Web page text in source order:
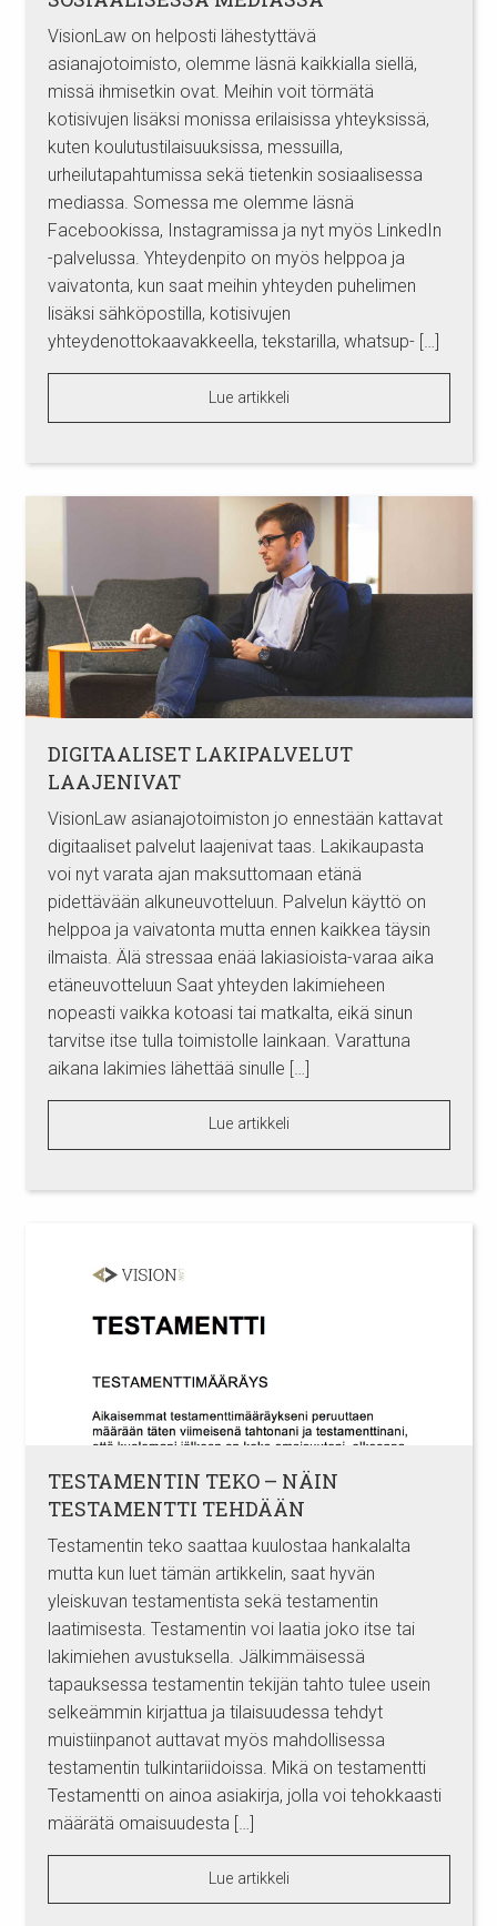
VisionLaw on helposti lähestyttävä
asianajotoimisto, olemme läsnä kaikkialla siellä,
missä ihmisetkin ovat. Meihin voit törmätä
kotisivujen lisäksi monissa erilaisissa yhteyksissä,
kuten koulutustilaisuuksissa, messuilla,
urheilutapahtumissa sekä tietenkin sosiaalisessa
mediassa. Somessa me olemme läsnä
Facebookissa, Instagramissa ja nyt myös LinkedIn
-palvelussa. Yhteydenpito on myös helppoa ja
vaivatonta, kun saat meihin yhteyden puhelimen
lisäksi sähköpostilla, kotisivujen
yhteydenottokaavakkeella, tekstarilla, whatsup- […]
Lue artikkeli
DIGITAALISET LAKIPALVELUT
LAAJENIVAT
VisionLaw asianajotoimiston jo ennestään kattavat
digitaaliset palvelut laajenivat taas. Lakikaupasta
voi nyt varata ajan maksuttomaan etänä
pidettävään alkuneuvotteluun. Palvelun käyttö on
helppoa ja vaivatonta mutta ennen kaikkea täysin
ilmaista. Älä stressaa enää lakiasioista-varaa aika
etäneuvotteluun Saat yhteyden lakimieheen
nopeasti vaikka kotoasi tai matkalta, eikä sinun
tarvitse itse tulla toimistolle lainkaan. Varattuna
aikana lakimies lähettää sinulle […]
Lue artikkeli
TESTAMENTIN TEKO – NÄIN
TESTAMENTTI TEHDÄÄN
Testamentin teko saattaa kuulostaa hankalalta
mutta kun luet tämän artikkelin, saat hyvän
yleiskuvan testamentista sekä testamentin
laatimisesta. Testamentin voi laatia joko itse tai
lakimiehen avustuksella. Jälkimmäisessä
tapauksessa testamentin tekijän tahto tulee usein
selkeämmin kirjattua ja tilaisuudessa tehdyt
muistiinpanot auttavat myös mahdollisessa
testamentin tulkintariidoissa. Mikä on testamentti
Testamentti on ainoa asiakirja, jolla voi tehokkaasti
määrätä omaisuudesta […]
Lue artikkeli